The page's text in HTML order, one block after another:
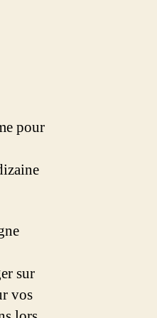
pour
sur
vos